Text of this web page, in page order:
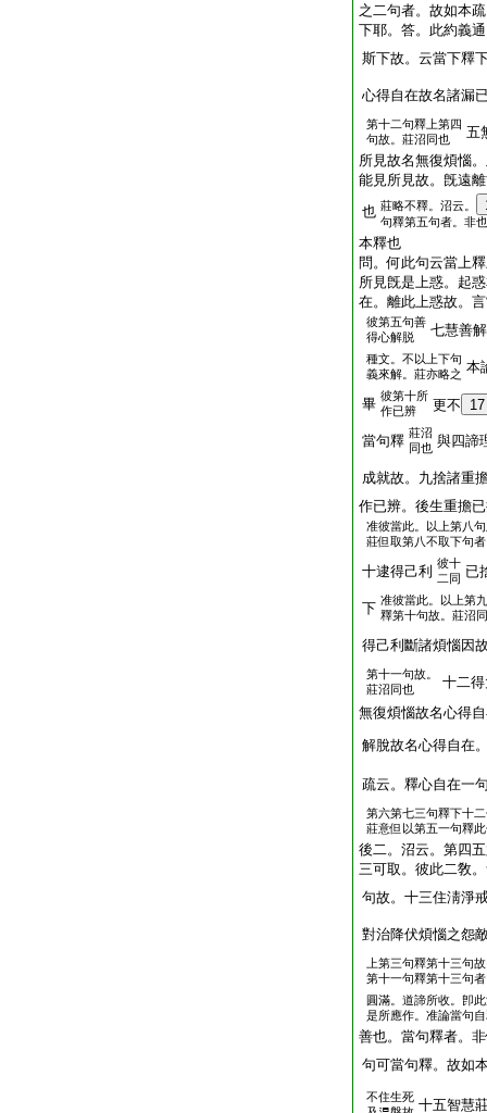
之二句者。故如本
下耶。答。此約義
斯下故。云當下釋
心得自在故名諸漏
第十二句釋上第四
句故。莊沼同也
五
所見故名無復煩惱
能見所見故。旣遠
也 莊略不釋。沼云。
句釋第五句者。非也
本釋也
問。何此句云當上
所見旣是上惑。起
在。離此上惑故。
彼第五句善
得心解脱
七慧善
種文。不以上下句
義來解。莊亦略之 本
畢 彼第十所
作已辨
更不 17
當句釋 莊沼
同也 與四諦
成就故。九捨諸重
作已辨。後生重擔
准彼當此。以上第八
莊但取第八不取下句
十逮得己利 彼十
二同 已
下 准彼當此。以上第
釋第十句故。莊沼
得己利斷諸煩惱因
第十一句故。
莊沼同也
十二
無復煩惱故名心得
解脫故名心得自在
疏云。釋心自在一
第六第七三句釋下十
莊意但以第五一句釋
後二。沼云。第四
三可取。彼此二敎
句故。十三住淸淨
對治降伏煩惱之怨
上第三句釋第十三句
第十一句釋第十三句者
圓滿。道諦所收。卽
是所應作。准論當句
善也。當句釋者。
句可當句釋。故如
不住生死 十五智慧